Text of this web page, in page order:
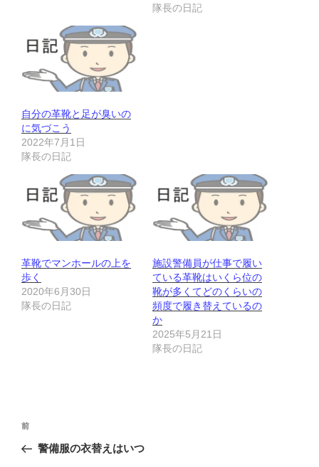
隊長の日記
自分の革靴と足が臭いの
に気づこう
2022年7月1日
隊長の日記
革靴でマンホールの上を
歩く
2020年6月30日
隊長の日記
施設警備員が仕事で履い
ている革靴はいくら位の
靴が多くてどのくらいの
頻度で履き替えているの
か
2025年5月21日
隊長の日記
投
ナ
前
の
前
警備服の衣替えはいつ